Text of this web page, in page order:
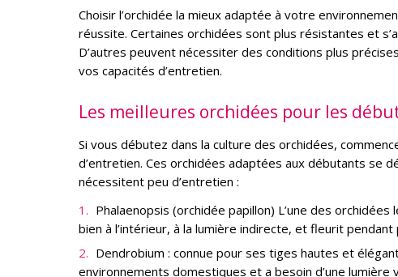
Choisir l’orchidée la mieux adaptée à votre
réussite. Certaines orchidées sont plus résistantes et
D’autres peuvent nécessiter des conditions plus
vos capacités d’entretien.
Les meilleures orchidées pour les
Si vous débutez dans la culture des orchidées,
d’entretien. Ces orchidées adaptées aux débutants se
nécessitent peu d’entretien :
Phalaenopsis (orchidée papillon) L’une des
bien à l’intérieur, à la lumière indirecte, et fleurit
Dendrobium : connue pour ses tiges hautes et
environnements domestiques et a besoin d’une